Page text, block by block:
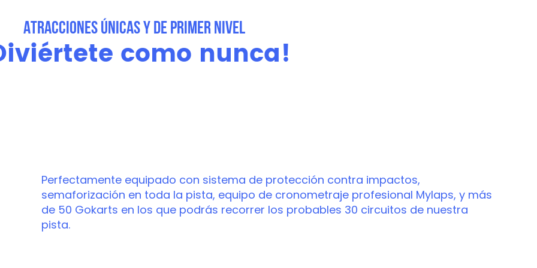
ATRACCIONES ÚNICAS Y DE PRIMER NIVEL
como nunca!
Perfectamente equipado con sistema de protección contra impactos,
semaforización en toda la pista, equipo de cronometraje profesional Mylaps, y más
de 50 Gokarts en los que podrás recorrer los probables 30 circuitos de nuestra
pista.